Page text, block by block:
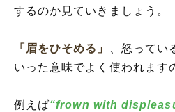
するのか見ていきましょう。
「眉をひそめる」
、怒ってい
いった意味でよく使われます
例えば“frown with